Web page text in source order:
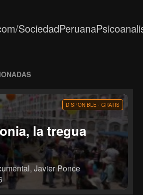
DISPONIBLE · GRATIS
la tregua
Javier Ponce
celebración de Sarita Colonia, la